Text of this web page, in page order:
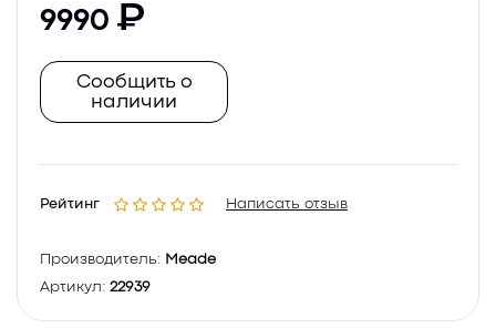
Рейтинг Написать отзыв
Производитель: Meade
Артикул: 22939
9990
Сообщить о
наличии